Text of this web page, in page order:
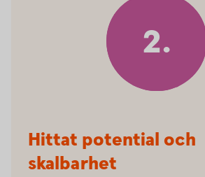
2.
Hittat potential och
skalbarhet